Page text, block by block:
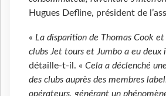
Hugues Defline, président de
« La disparition de Thomas Cook
clubs Jet tours et Jumbo a eu deux
détaille-t-il. « Cela a déclenché
des clubs auprès des membres
opérateurs, générant un